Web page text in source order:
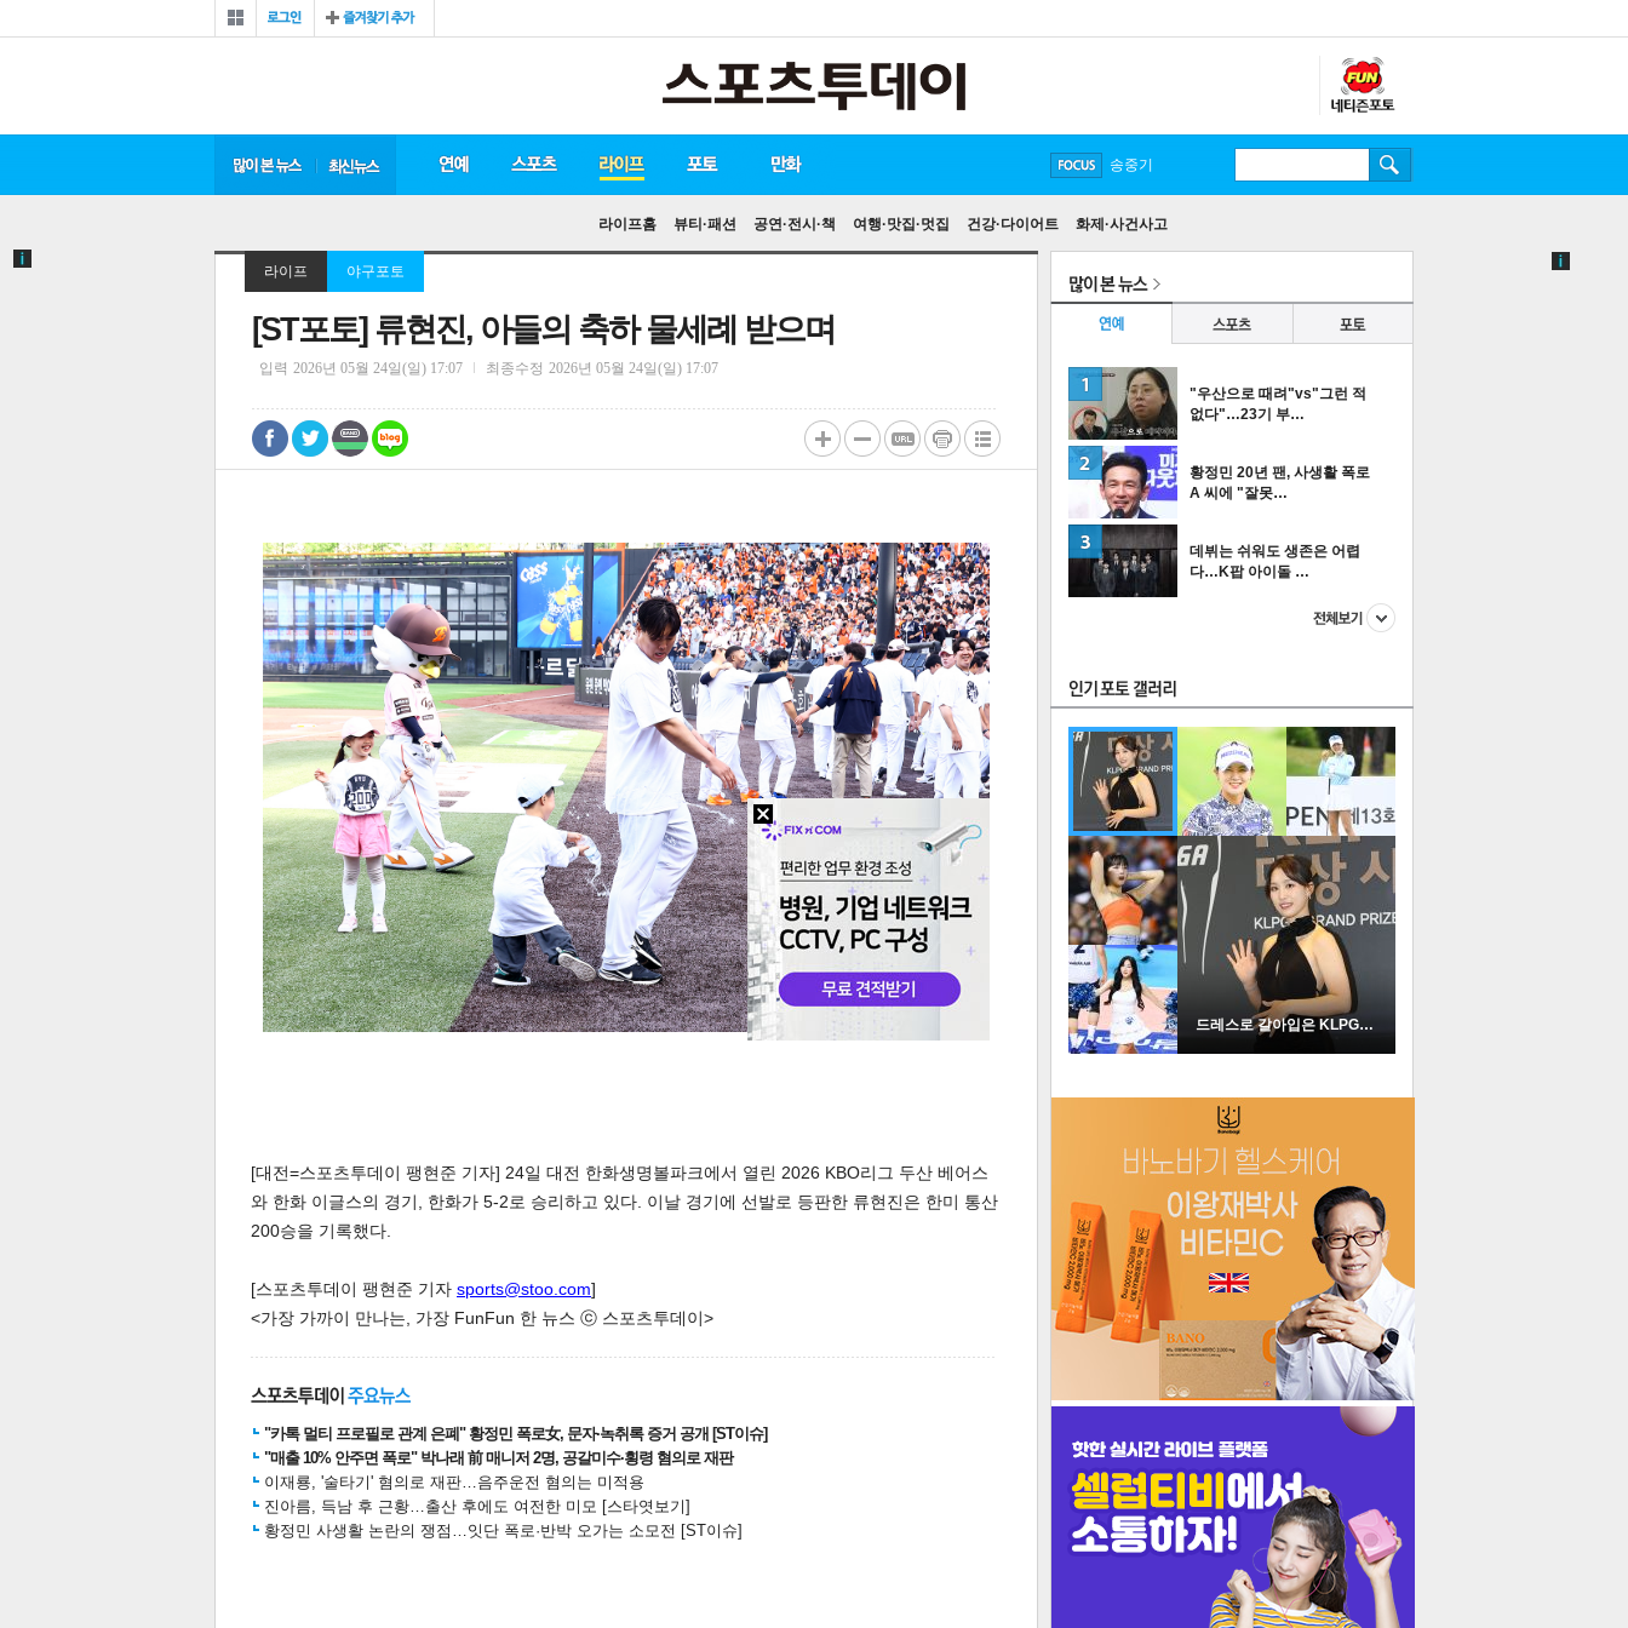
로그 즐겨찾기
많이 본 뉴스 최신 뉴스 연예 스포츠 라이프
라이프홈 뷰티·패션 공연·전시·책 여행·맛집·멋집 건강·다이어트 화제·사건사고
포토
만화
FOCUS
방탄소년단
손흥민
유아인
송중기
라이프 야구포토
[ST포토] 류현진, 아들의 축하 물세례 받으며
입력 2026년 05월 24일(일) 17:07 최종수정 2026년 05월 24일(일) 17:07
페이 트위 밴드 네이
댓글
0
[대전=스포츠투데이 팽현준 기자] 24일 대전 한화생명볼파크에서 열린 2026 KBO리그 두산 베어스
와 한화 이글스의 경기, 한화가 5-2로 승리하고 있다. 이날 경기에 선발로 등판한 류현진은 한미 통산
200승을 기록했다.
[스포츠투데이 팽현준 기자 sports@stoo.com]
<가장 가까이 만나는, 가장 FunFun 한 뉴스 ⓒ 스포츠투데이>
"카톡 멀티 프로필로 관계 은폐" 황정민 폭로女, 문자·녹취록 증거 공개 [ST이슈]
"매출 10% 안주면 폭로" 박나래 前 매니저 2명, 공갈미수·횡령 혐의로 재판
이재룡, '술타기' 혐의로 재판…음주운전 혐의는 미적용
진아름, 득남 후 근황…출산 후에도 여전한 미모 [스타엿보기]
황정민 사생활 논란의 쟁점…잇단 폭로·반박 오가는 소모전 [ST이슈]
많이 본 뉴스
연예
스포츠 포토
"우산으로 때려"vs"그런 적
없다"…23기 부…
2
황정민 20년 팬, 사생활 폭로
A 씨에 "잘못…
데뷔는 쉬워도 생존은 어렵
다…K팝 아이돌 …
더보기
인기포토
드레스로 갈아입은 KLPGA …